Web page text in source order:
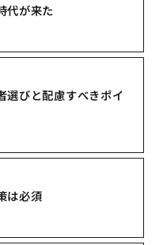
代が来た
選びと配慮すべきポイ
は必須